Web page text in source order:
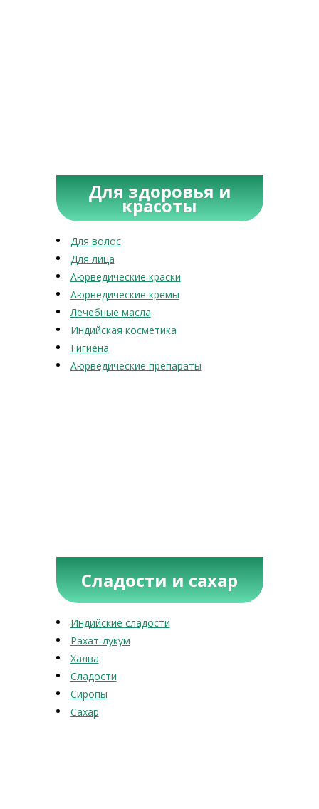
Для здоровья и
красоты
Для волос
Для лица
Аюрведические краски
Аюрведические кремы
Лечебные масла
Индийская косметика
Гигиена
Аюрведические препараты
Сладости и сахар
Индийские сладости
Рахат-лукум
Халва
Сладости
Сиропы
Сахар